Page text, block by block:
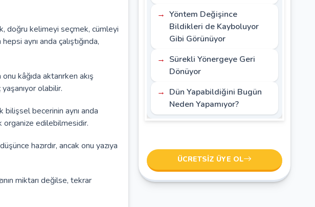
doğru kelimeyi seçmek, cümleyi
aynı anda çalıştığında,
kâğıda aktarırken akış
olabilir.
bilişsel becerinin aynı anda
organize edilebilmesidir.
hazırdır, ancak onu yazıya
miktarı değilse, tekrar
Yöntem Değişince
Bildikleri de Kayboluyor
Gibi Görünüyor
Sürekli Yönergeye Geri
Dönüyor
Dün Yapabildiğini Bugün
Neden Yapamıyor?
ÜCRETSIZ ÜYE OL